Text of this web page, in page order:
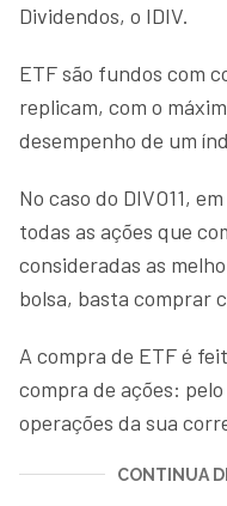
Dividendos, o IDIV.
ETF são fundos com
replicam, com o
desempenho de um
No caso do DIVO11,
todas as ações que
consideradas as
bolsa, basta comprar
A compra de ETF é
compra de ações:
operações da sua
CONTINUA